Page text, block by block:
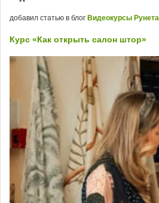
добавил статью в блог Видеокурсы Рунета
Курс «Как открыть салон штор»